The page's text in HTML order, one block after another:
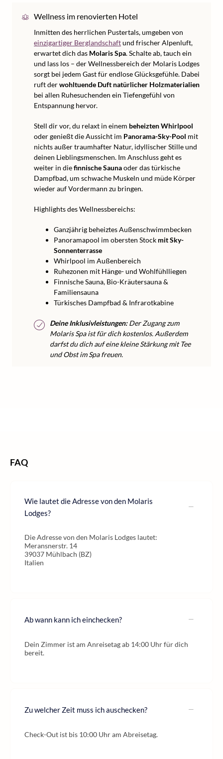
Wellness im renovierten Hotel
Inmitten des herrlichen Pustertals, umgeben von
einzigartiger Berglandschaftund frischer Alpenluft,
erwartet dich das Molaris Spa. Schalte ab, tauch ein
und lass los – der Wellnessbereich der Molaris Lodges
sorgt bei jedem Gast für endlose Glücksgefühle. Dabei
ruft derwohltuende Duft natürlicher Holzmaterialien
bei allen Ruhesuchenden ein Tiefengefühl von
Entspannung hervor.
Stell dir vor, du relaxt in einem beheizten Whirlpool
oder genießt die Aussicht im Panorama-Sky-Pool mit
nichts außer traumhafter Natur, idyllischer Stille und
deinen Lieblingsmenschen. Im Anschluss geht es
weiter in diefinnische Saunaoder das türkische
Dampfbad, um schwache Muskeln und müde Körper
wieder auf Vordermann zu bringen.
Highlights des Wellnessbereichs:
Ganzjährig beheiztes Außenschwimmbecken
Panoramapool im obersten Stock mit Sky-
Sonnenterrasse
Whirlpool im Außenbereich
Ruhezonen mit Hänge- und Wohlfühlliegen
Finnische Sauna, Bio-Kräutersauna &
Familiensauna
Türkisches Dampfbad & Infrarotkabine
Deine Inklusivleistungen:Der Zugang zum
Molaris Spa ist für dich kostenlos. Außerdem
darfst du dich auf eine kleine Stärkung mit Tee
und Obst im Spa freuen.
FAQ
Wie lautet die Adresse von den Molaris
Lodges?
Die Adresse von den Molaris Lodges lautet:
Meransnerstr. 14
39037 Mühlbach (BZ)
Italien
Ab wann kann ich einchecken?
Dein Zimmer ist am Anreisetag ab 14:00 Uhr für dich
bereit.
Zu welcher Zeit muss ich auschecken?
Check-Out ist bis 10:00 Uhr am Abreisetag.